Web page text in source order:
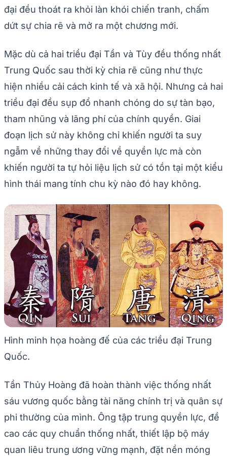
đại đều thoát ra khỏi làn khói chiến tranh, chấm
dứt sự chia rẽ và mở ra một chương mới.
Mặc dù cả hai triều đại Tần và Tùy đều thống nhất
Trung Quốc sau thời kỳ chia rẽ cũng như thực
hiện nhiều cải cách kinh tế và xã hội. Nhưng cả hai
triều đại đều sụp đổ nhanh chóng do sự tàn bạo,
tham nhũng và lãng phí của chính quyền. Giai
đoạn lịch sử này không chỉ khiến người ta suy
ngẫm về những thay đổi về quyền lực mà còn
khiến người ta tự hỏi liệu lịch sử có tồn tại một kiểu
hình thái mang tính chu kỳ nào đó hay không.
Hình minh họa hoàng đế của các triều đại Trung
Quốc.
Tần Thủy Hoàng đã hoàn thành việc thống nhất
sáu vương quốc bằng tài năng chính trị và quân sự
phi thường của mình. Ông tập trung quyền lực, đề
cao các quy chuẩn thống nhất, thiết lập bộ máy
quan liêu trung ương vững mạnh, đặt nền móng